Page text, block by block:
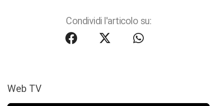
Condividi l'articolo su:
Web TV